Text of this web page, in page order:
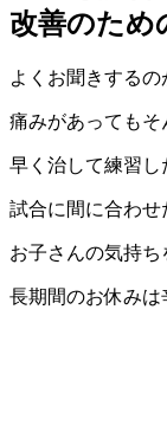
改善のため
よくお聞きするの
痛みがあってもそ
早く治して練習し
試合に間に合わせ
お子さんの気持ち
長期間のお休みは